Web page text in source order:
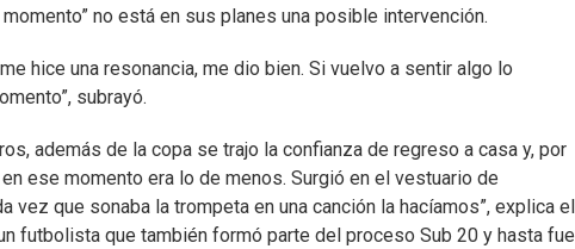
no está en sus planes una posible intervención.
hice una resonancia, me dio bien. Si vuelvo a sentir algo lo
subrayó.
además de la copa se trajo la confianza de regreso a casa y, por
ese momento era lo de menos. Surgió en el vestuario de
vez que sonaba la trompeta en una canción la hacíamos”, explica el
futbolista que también formó parte del proceso Sub 20 y hasta fue